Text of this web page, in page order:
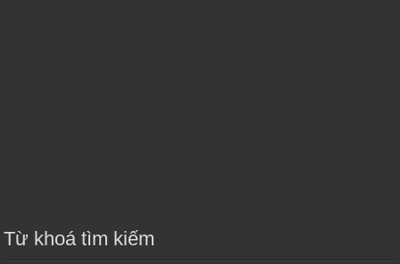
Từ khoá tìm kiếm